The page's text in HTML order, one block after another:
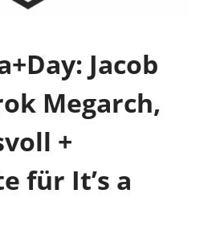
Jacob
Megarch,
+
für It’s a